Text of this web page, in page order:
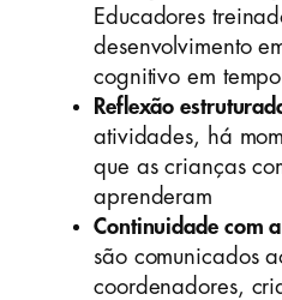
Educadores
desenvolvimento
cognitivo em
Reflexão
atividades, há
que as crianças
aprenderam
Continuidade com
são comunicados
coordenadores,